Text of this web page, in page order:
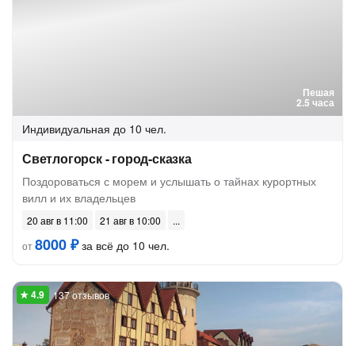
Пешая
2.5 часа
Индивидуальная до 10 чел.
Светлогорск - город-сказка
Поздороваться с морем и услышать о тайнах курортных
вилл и их владельцев
20 авг в 11:00
21 авг в 10:00
от8000 ₽за всё до 10 чел.
137 отзывов